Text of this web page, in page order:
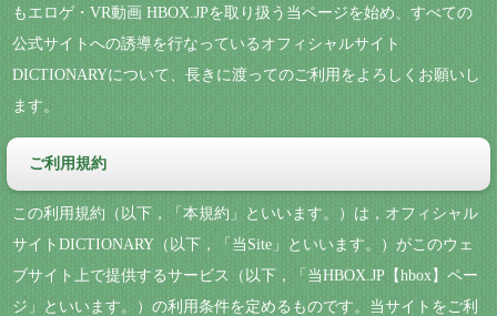
もエロゲ・VR動画 HBOX.JPを取り扱う当ページを始め、すべての
公式サイトへの誘導を行なっているオフィシャルサイト
DICTIONARYについて、長きに渡ってのご利用をよろしくお願いし
ます。
ご利用規約
この利用規約（以下，「本規約」といいます。）は，オフィシャル
サイトDICTIONARY（以下，「当Site」といいます。）がこのウェ
ブサイト上で提供するサービス（以下，「当HBOX.JP【hbox】ペー
ジ」といいます。）の利用条件を定めるものです。当サイトをご利